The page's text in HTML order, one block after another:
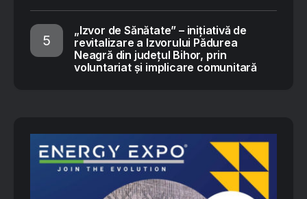
„Izvor de Sănătate” – inițiativă de
revitalizare a Izvorului Pădurea
Neagră din județul Bihor, prin
voluntariat și implicare comunitară